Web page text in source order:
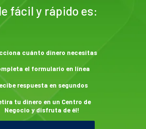
fácil y rápido es:
cuánto dinero necesitas
el formulario en línea
respuesta en segundos
tu dinero en un Centro de
y disfruta de él!